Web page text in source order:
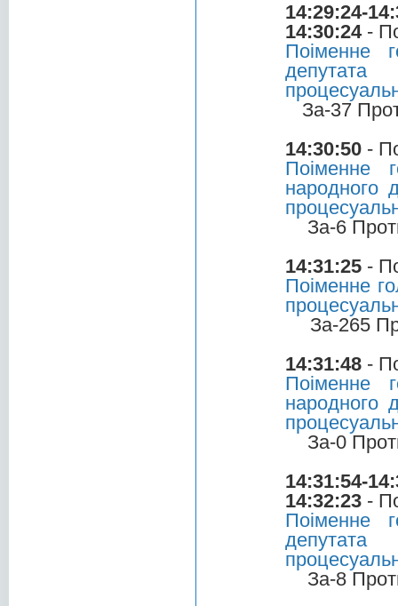
14:29:24-
14:30:24-
Поіменне
За-37
14:30:50 -
Поіменне
народного
За-6
14:31:25 -
Поіменне
За-265
14:31:48 -
Поіменне
народного
За-0
14:31:54-
14:32:23 -
Поіменне
За-8